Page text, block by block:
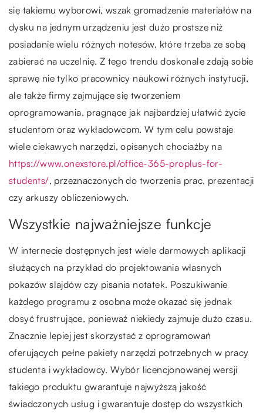
się takiemu wyborowi, wszak gromadzenie materiałów na
dysku na jednym urządzeniu jest dużo prostsze niż
posiadanie wielu różnych notesów, które trzeba ze sobą
zabierać na uczelnię. Z tego trendu doskonale zdają sobie
sprawę nie tylko pracownicy naukowi różnych instytucji,
ale także firmy zajmujące się tworzeniem
oprogramowania, pragnące jak najbardziej ułatwić życie
studentom oraz wykładowcom. W tym celu powstaje
wiele ciekawych narzędzi, opisanych chociażby na
https://www.onexstore.pl/office-365-proplus-for-
students/, przeznaczonych do tworzenia prac, prezentacji
czy arkuszy obliczeniowych.
Wszystkie najważniejsze funkcje
W internecie dostępnych jest wiele darmowych aplikacji
służących na przykład do projektowania własnych
pokazów slajdów czy pisania notatek. Poszukiwanie
każdego programu z osobna może okazać się jednak
dosyć frustrujące, ponieważ niekiedy zajmuje dużo czasu.
Znacznie lepiej jest skorzystać z oprogramowań
oferujących pełne pakiety narzędzi potrzebnych w pracy
studenta i wykładowcy. Wybór licencjonowanej wersji
takiego produktu gwarantuje najwyższą jakość
świadczonych usług i gwarantuje dostęp do wszystkich